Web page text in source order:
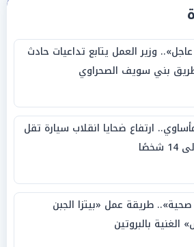
وزير العمل يتابع تداعيات حادث
بني سويف الصحراوي
ارتفاع ضحايا انقلاب سيارة تقل
طريقة عمل «بيتزا الجبن
الغنية بالبروتين